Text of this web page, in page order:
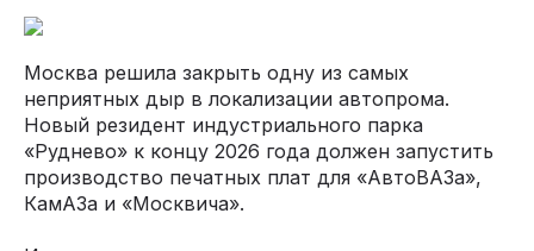
Москва решила закрыть одну из самых
неприятных дыр в локализации автопрома.
Новый резидент индустриального парка
«Руднево» к концу 2026 года должен запустить
производство печатных плат для «АвтоВАЗа»,
КамАЗа и «Москвича».